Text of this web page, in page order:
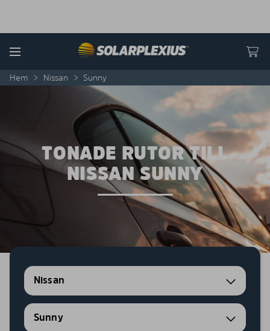
Menu
Hem > Nissan > Sunny
TONADE RUTOR TILL
NISSAN SUNNY
Nissan
Sunny